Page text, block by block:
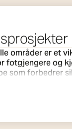
områder er et
fotgjengere og
sikten,
å definere en
trekk ved
med